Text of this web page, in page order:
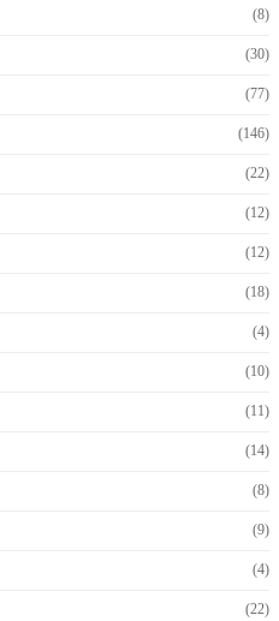
(8)
(30)
(77)
(146)
(22)
(12)
(12)
(18)
(4)
(10)
(11)
(14)
(8)
(9)
(4)
(22)